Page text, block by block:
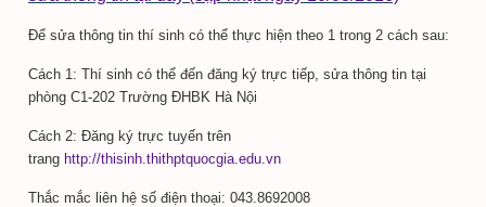
Để sửa thông tin thí sinh có thể thực hiện theo 1 trong 2 cách sau:
Cách 1: Thí sinh có thể đến đăng ký trực tiếp, sửa thông tin tại
phòng C1-202 Trường ĐHBK Hà Nội
Cách 2: Đăng ký trực tuyến trên
trang http://thisinh.thithptquocgia.edu.vn
Thắc mắc liên hệ số điện thoại: 043.8692008